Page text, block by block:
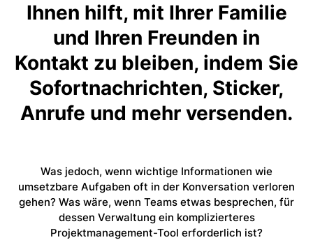
Ihnen hilft, mit Ihrer Familie
und Ihren Freunden in
Kontakt zu bleiben, indem Sie
Sofortnachrichten, Sticker,
Anrufe und mehr versenden.
Was jedoch, wenn wichtige Informationen wie
umsetzbare Aufgaben oft in der Konversation verloren
gehen? Was wäre, wenn Teams etwas besprechen, für
dessen Verwaltung ein komplizierteres
Projektmanagement-Tool erforderlich ist?